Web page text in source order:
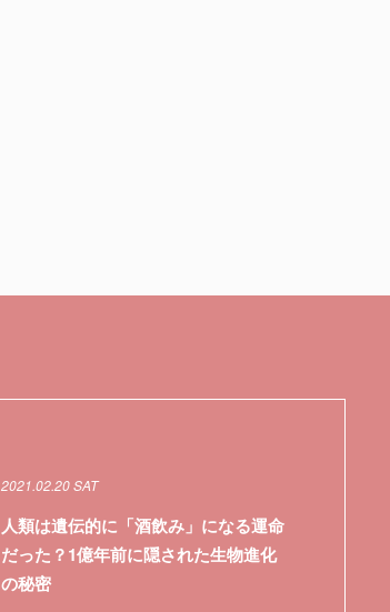
2021.02.20 SAT
人類は遺伝的に「酒飲み」になる運命
だった？1億年前に隠された生物進化
の秘密